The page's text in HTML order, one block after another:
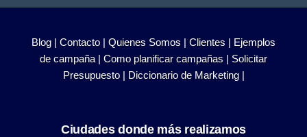
Blog | Contacto | Quienes Somos | Clientes | Ejemplos
de campaña | Como planificar campañas | Solicitar
Presupuesto | Diccionario de Marketing |
Ciudades donde más realizamos